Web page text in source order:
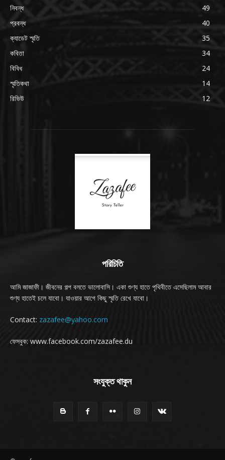
নিবন্ধ
49
প্রবন্ধ
40
ক্যাডেট স্মৃতি
35
কবিতা
34
বিবিধ
24
স্মৃতিকথা
14
রিভিউ
12
পরিচিতি
আমি জাজাফী। জীবনের গল্প বলতে ভালোবাসি। একা শুণ্য হাতে পৃথিবীতে এসেছিলাম আবার
শুণ্য হাতেই চলে যাবো। যাওয়ার আগে কিছু স্মৃতি রেখে যাবো।
Contact: zazafee@yahoo.com
ফেসবুক: www.facebook.com/zazafee.du
সংযুক্ত থাকুন